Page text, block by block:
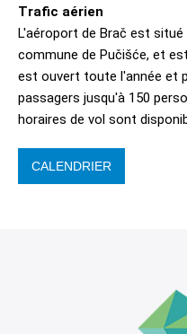
Trafic aérien
L'aéroport de Brač est
commune de Pučišće, et
est ouvert toute l'année et
passagers jusqu'à 150
horaires de vol sont
CALENDRIER